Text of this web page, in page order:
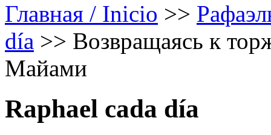
Главная / Inicio >>
día >> Возвращаясь к
Майами
Raphael cada día